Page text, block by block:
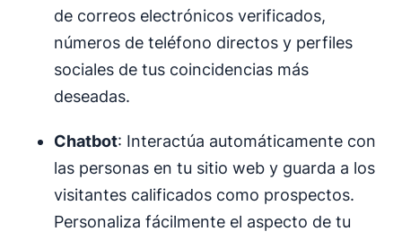
de correos electrónicos verificados,
números de teléfono directos y perfiles
sociales de tus coincidencias más
deseadas.
Chatbot: Interactúa automáticamente con
las personas en tu sitio web y guarda a los
visitantes calificados como prospectos.
Personaliza fácilmente el aspecto de tu